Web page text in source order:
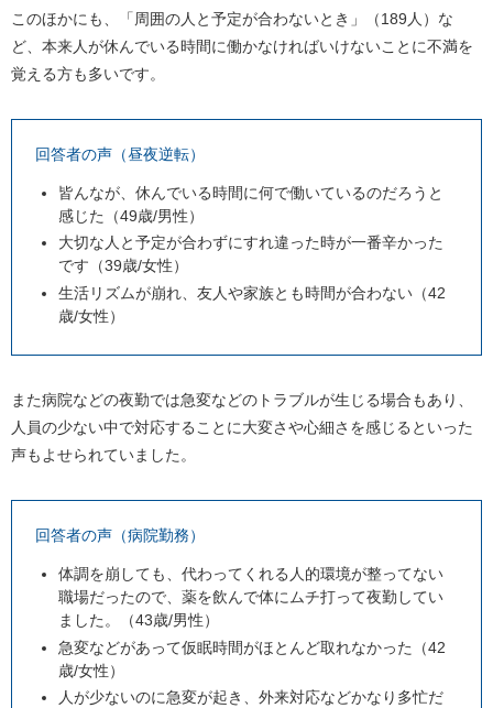
このほかにも、「周囲の人と予定が合わないとき」（189人）な
ど、本来人が休んでいる時間に働かなければいけないことに不満を
覚える方も多いです。
回答者の声（昼夜逆転）
皆んなが、休んでいる時間に何で働いているのだろうと
感じた（49歳/男性）
大切な人と予定が合わずにすれ違った時が一番辛かった
です（39歳/女性）
生活リズムが崩れ、友人や家族とも時間が合わない（42
歳/女性）
また病院などの夜勤では急変などのトラブルが生じる場合もあり、
人員の少ない中で対応することに大変さや心細さを感じるといった
声もよせられていました。
回答者の声（病院勤務）
体調を崩しても、代わってくれる人的環境が整ってない
職場だったので、薬を飲んで体にムチ打って夜勤してい
ました。（43歳/男性）
急変などがあって仮眠時間がほとんど取れなかった（42
歳/女性）
人が少ないのに急変が起き、外来対応などかなり多忙だ